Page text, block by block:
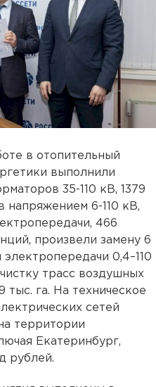
в отопительный
выполнили
35-110 кВ, 1379
напряжением 6-110 кВ,
466
произвели замену 6
0,4–110
трасс воздушных
тыс. га. На техническое
сетей
территории
Екатеринбург,
рублей.